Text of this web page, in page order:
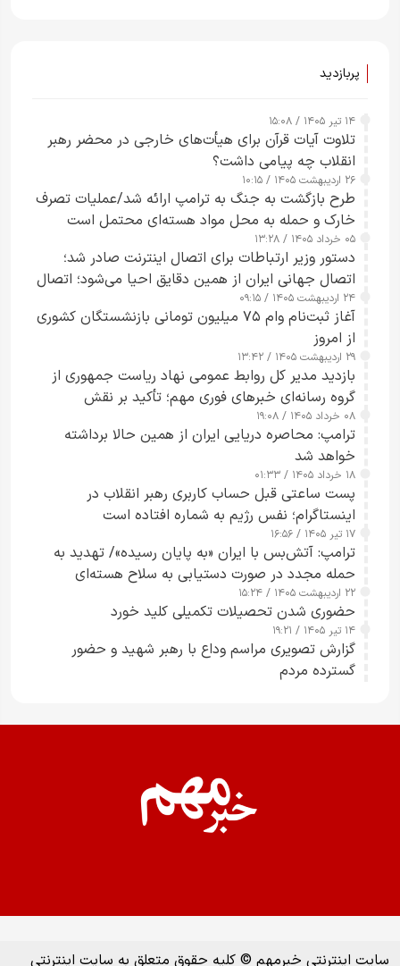
پربازدید
۱۴ تیر ۱۴۰۵ / ۱۵:۰۸
تلاوت آیات قرآن برای هیأت‌های خارجی در محضر رهبر
انقلاب چه پیامی داشت؟
۲۶ اردیبهشت ۱۴۰۵ / ۱۰:۱۵
طرح‌ بازگشت به جنگ به ترامپ ارائه شد/عملیات تصرف
خارک و حمله به محل مواد هسته‌ای محتمل است
۰۵ خرداد ۱۴۰۵ / ۱۳:۲۸
دستور وزیر ارتباطات برای اتصال اینترنت صادر شد؛
اتصال جهانی ایران از همین دقایق احیا می‌شود؛ اتصال
کامل مردم تا ۲۴ ساعت آینده
۲۴ اردیبهشت ۱۴۰۵ / ۰۹:۱۵
آغاز ثبت‌نام وام ۷۵ میلیون تومانی بازنشستگان کشوری
از امروز
۲۹ اردیبهشت ۱۴۰۵ / ۱۳:۴۲
بازدید مدیر کل روابط عمومی نهاد ریاست جمهوری از
گروه رسانه‌ای خبرهای فوری مهم؛ تأکید بر نقش
رسانه‌های هوشمند و مسئول در ارتقای آگاهی عمومی
۰۸ خرداد ۱۴۰۵ / ۱۹:۰۸
ترامپ: محاصره دریایی ایران از همین حالا برداشته
خواهد شد
۱۸ خرداد ۱۴۰۵ / ۰۱:۳۳
پست ساعتی قبل حساب کاربری رهبر انقلاب در
اینستاگرام؛ نفس رژیم به شماره افتاده است​
۱۷ تیر ۱۴۰۵ / ۱۶:۵۶
ترامپ: آتش‌بس با ایران «به پایان رسیده»/ تهدید به
حمله مجدد در صورت دستیابی به سلاح هسته‌ای
۲۲ اردیبهشت ۱۴۰۵ / ۱۵:۲۴
حضوری شدن تحصیلات تکمیلی کلید خورد
۱۴ تیر ۱۴۰۵ / ۱۹:۲۱
گزارش تصویری مراسم وداع با رهبر شهید و حضور
گسترده مردم
سایت اینترنتی خبرمهم © کلیه حقوق متعلق به سایت اینترنتی